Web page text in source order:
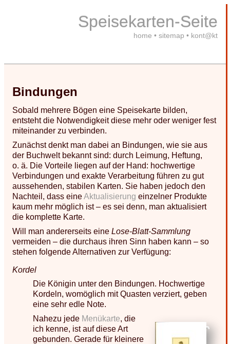
Speisekarten-Seite
home • sitemap • kont@kt
Bindungen
Sobald mehrere Bögen eine Speisekarte bilden,
entsteht die Notwendigkeit diese mehr oder weniger fest
miteinander zu verbinden.
Zunächst denkt man dabei an Bindungen, wie sie aus
der Buchwelt bekannt sind: durch Leimung, Heftung,
o. ä. Die Vorteile liegen auf der Hand: hochwertige
Verbindungen und exakte Verarbeitung führen zu gut
aussehenden, stabilen Karten. Sie haben jedoch den
Nachteil, dass eineAktualisierung einzelner Produkte
kaum mehr möglich ist – es sei denn, man aktualisiert
die komplette Karte.
Will man andererseits eine Lose-Blatt-Sammlung
vermeiden – die durchaus ihren Sinn haben kann – so
stehen folgende Alternativen zur Verfügung:
Kordel
Die Königin unter den Bindungen. Hochwertige
Kordeln, womöglich mit Quasten verziert, geben
eine sehr edle Note.
Nahezu jede Menükarte, die
ich kenne, ist auf diese Art
gebunden. Gerade für kleinere